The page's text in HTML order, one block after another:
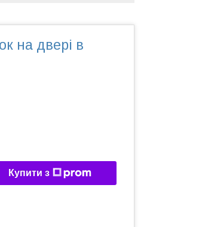
на двері в
Купити з